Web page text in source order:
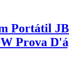
Portátil
Prova